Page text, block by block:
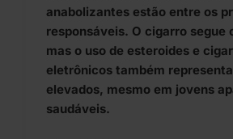
anabolizantes estão entre os
responsáveis. O cigarro segue
mas o uso de esteroides e
eletrônicos também
elevados, mesmo em jovens
saudáveis.